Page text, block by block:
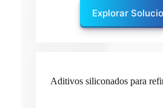
Explorar
Aditivos siliconados para